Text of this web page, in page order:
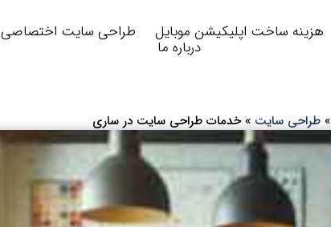
هزینه ساخت اپلیکیشن موبایل طراحی سایت اختصاصی
درباره ما
»طراحی سایت »خدمات طراحی سایت در ساری